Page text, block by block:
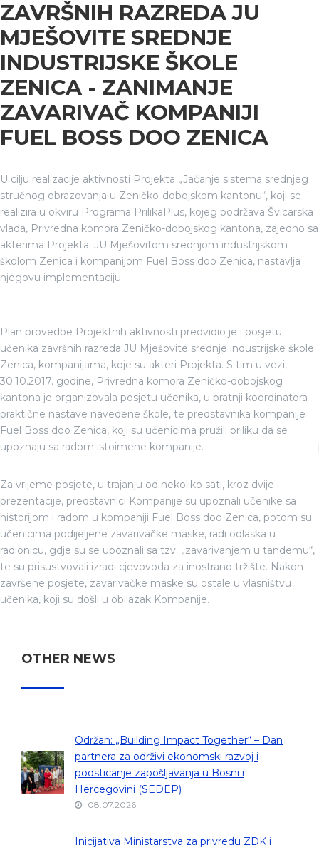
ZAVRŠNIH RAZREDA JU
MJEŠOVITE SREDNJE
INDUSTRIJSKE ŠKOLE
ZENICA - ZANIMANJE
ZAVARIVAČ KOMPANIJI
FUEL BOSS DOO ZENICA
U cilju realizacije aktivnosti Projekta „Jačanje sistema srednjeg
stručnog obrazovanja u Zeničko-dobojskom kantonu“, koji se
realizira u okviru Programa PrilikaPlus, kojeg podržava Švicarska
vlada, Privredna komora Zeničko-dobojskog kantona, zajedno sa
akterima Projekta: JU Mješovitom srednjom industrijskom
školom Zenica i kompanijom Fuel Boss doo Zenica, nastavlja
njegovu implementaciju.
Plan provedbe Projektnih aktivnosti predvidio je i posjetu
učenika završnih razreda JU Mješovite srednje industrijske škole
Zenica, kompanijama, koje su akteri Projekta. S tim u vezi,
30.10.2017. godine, Privredna komora Zeničko-dobojskog
kantona je organizovala posjetu učenika, u pratnji koordinatora
praktične nastave navedene škole, te predstavnika kompanije
Fuel Boss doo Zenica, koji su učenicima pružili priliku da se
upoznaju sa radom istoimene kompanije.
Za vrijeme posjete, u trajanju od nekoliko sati, kroz dvije
prezentacije, predstavnici Kompanije su upoznali učenike sa
historijom i radom u kompaniji Fuel Boss doo Zenica, potom su
učenicima podijeljene zavarivačke maske, radi odlaska u
radionicu, gdje su se upoznali sa tzv. „zavarivanjem u tandemu“,
te su prisustvovali izradi cjevovoda za inostrano tržište. Nakon
završene posjete, zavarivačke maske su ostale u vlasništvu
učenika, koji su došli u obilazak Kompanije.
OTHER NEWS
Održan: „Building Impact Together“ – Dan
partnera za održivi ekonomski razvoj i
podsticanje zapošljavanja u Bosni i
Hercegovini (SEDEP)
08.07.2026
Inicijativa Ministarstva za privredu ZDK i